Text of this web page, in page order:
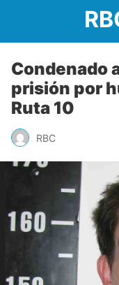
Condenado
prisión por
Ruta 10
RBC